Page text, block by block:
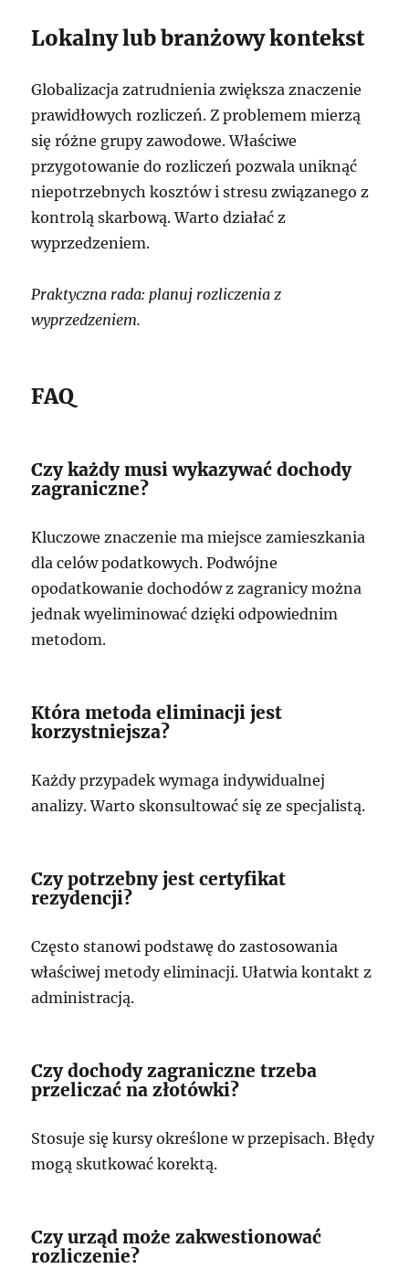
Lokalny lub branżowy kontekst
Globalizacja zatrudnienia zwiększa znaczenie
prawidłowych rozliczeń. Z problemem mierzą
się różne grupy zawodowe. Właściwe
przygotowanie do rozliczeń pozwala uniknąć
niepotrzebnych kosztów i stresu związanego z
kontrolą skarbową. Warto działać z
wyprzedzeniem.
Praktyczna rada: planuj rozliczenia z
wyprzedzeniem.
FAQ
Czy każdy musi wykazywać dochody
zagraniczne?
Kluczowe znaczenie ma miejsce zamieszkania
dla celów podatkowych. Podwójne
opodatkowanie dochodów z zagranicy można
jednak wyeliminować dzięki odpowiednim
metodom.
Która metoda eliminacji jest
korzystniejsza?
Każdy przypadek wymaga indywidualnej
analizy. Warto skonsultować się ze specjalistą.
Czy potrzebny jest certyfikat
rezydencji?
Często stanowi podstawę do zastosowania
właściwej metody eliminacji. Ułatwia kontakt z
administracją.
Czy dochody zagraniczne trzeba
przeliczać na złotówki?
Stosuje się kursy określone w przepisach. Błędy
mogą skutkować korektą.
Czy urząd może zakwestionować
rozliczenie?